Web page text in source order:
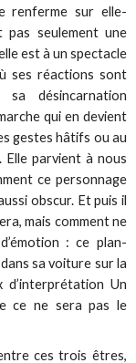
renferme sur elle-
pas seulement une
est à un spectacle
ses réactions sont
désincarnation
qui en devient
gestes hâtifs ou au
parvient à nous
ce personnage
obscur. Et puis il
mais comment ne
: ce plan-
sa voiture sur la
d’interprétation Un
ce ne sera pas le
ces trois êtres,